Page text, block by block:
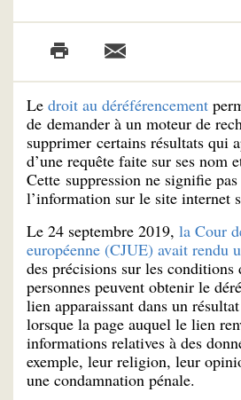
Le droit au déréférencement
de demander à un moteur de
supprimer certains résultats qui
d’une requête faite sur ses nom
Cette suppression ne signifie
l’information sur le site internet
Le 24 septembre 2019, la Cour
européenne (CJUE) avait rendu
des précisions sur les conditions
personnes peuvent obtenir le
lien apparaissant dans un
lorsque la page auquel le lien
informations relatives à des
exemple, leur religion, leur
une condamnation pénale.